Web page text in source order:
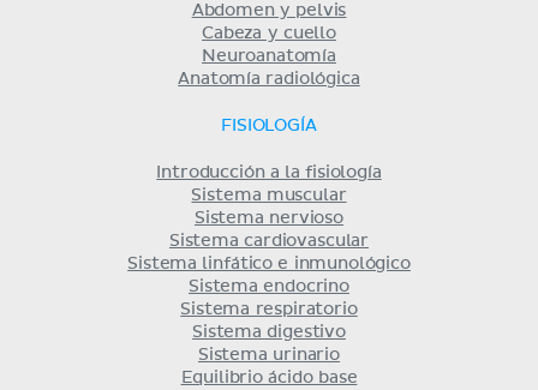
Abdomen y pelvis
Cabeza y cuello
Neuroanatomía
Anatomía radiológica
FISIOLOGÍA
Introducción a la fisiología
Sistema muscular
Sistema nervioso
Sistema cardiovascular
Sistema linfático e inmunológico
Sistema endocrino
Sistema respiratorio
Sistema digestivo
Sistema urinario
Equilibrio ácido base